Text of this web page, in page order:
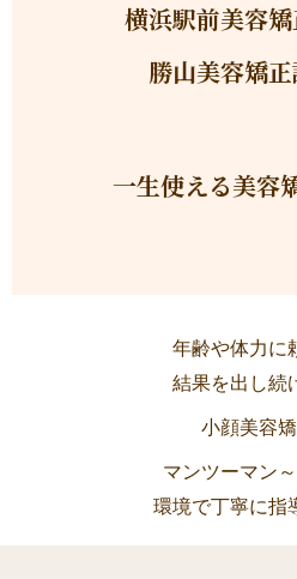
横浜駅前美容
勝山美容矯
一生使える美容
年齢や体力に
結果を出し続
小顔美容
マンツーマン
環境で丁寧に指